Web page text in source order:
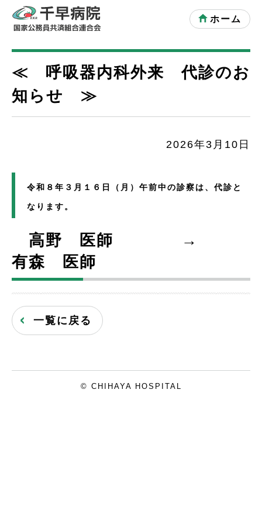
ホーム
≪ 呼吸器内科外来 代診のお
知らせ ≫
2026年3月10日
令和８年３月１６日（月）午前中の診察は、代診と
なります。
高野 医師 →
有森 医師
一覧に戻る
© CHIHAYA HOSPITAL